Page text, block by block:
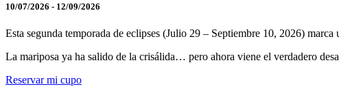
10/07/2026 - 12/09/2026
Esta segunda temporada de eclipses (Julio 29 – Septiembre 10, 2026)
La mariposa ya ha salido de la crisálida… pero ahora viene el verdadero
Reservar mi cupo